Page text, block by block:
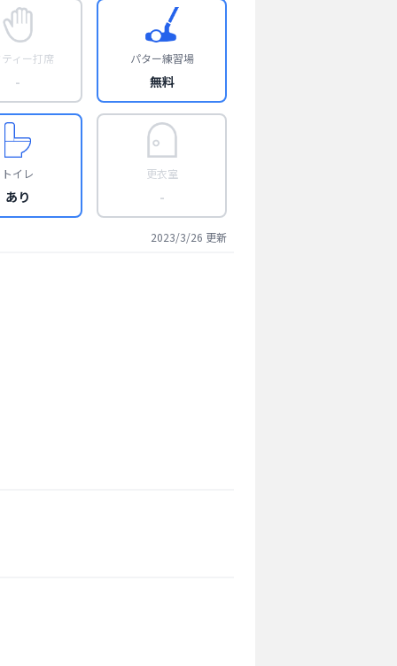
ィー打席
-
パター練習場
無料
トイレ
あり
更衣室
-
2023/3/26 更新